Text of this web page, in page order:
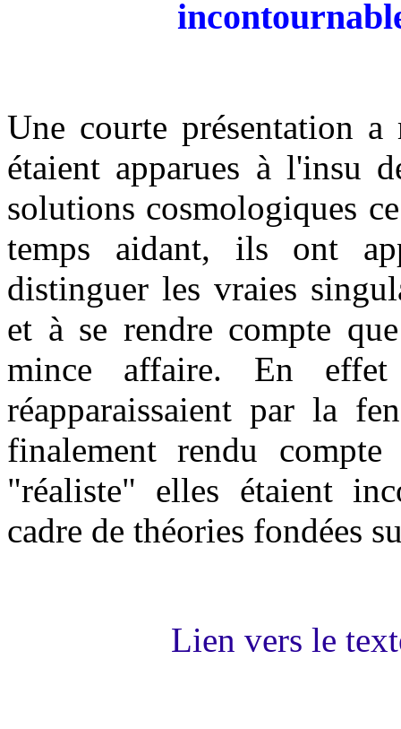
Une courte présentation
étaient apparues à l'insu
solutions cosmologiques
temps aidant, ils ont
distinguer les vraies
et à se rendre compte
mince affaire. En
réapparaissaient par la
finalement rendu
"réaliste" elles étaient
cadre de théories fondées
Lien vers le